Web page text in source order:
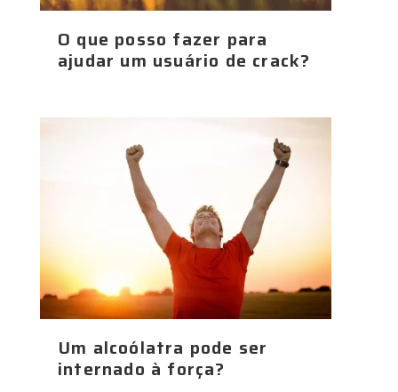
O que posso fazer para
ajudar um usuário de crack?
Um alcoólatra pode ser
internado à força?